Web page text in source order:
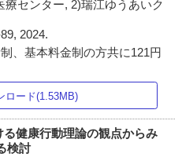
センター, 2)瑞江ゆうあいク
2024.
、基本料金制の方共に121円
ロード(1.53MB)
健康行動理論の観点からみ
検討